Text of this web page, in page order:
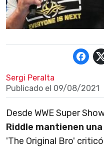
Sergi Peralta
Publicado el 09/08/2021
Desde WWE Super
Riddle mantienen
'The Original Bro'